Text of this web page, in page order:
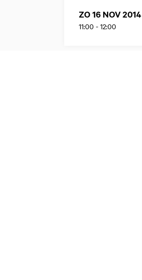
ZO 16 NOV 2014
11:00 - 12:00